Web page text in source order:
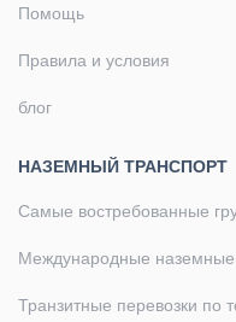
Помощь
Правила и условия
блог
НАЗЕМНЫЙ ТРАНСПОРТ
Самые востребованные
Международные наземные
Транзитные перевозки по